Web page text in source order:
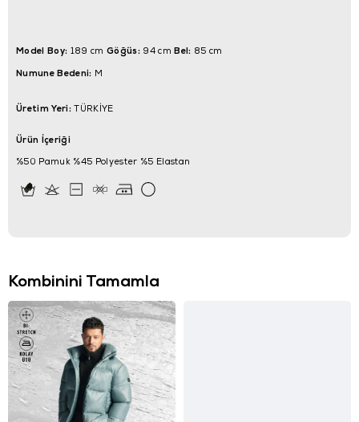
Model Boy: 189 cm Göğüs:94 cmBel: 85 cm
Numune Bedeni: M
Üretim Yeri:TÜRKİYE
Ürün İçeriği
%50 Pamuk %45 Polyester %5 Elastan
Kombinini Tamamla